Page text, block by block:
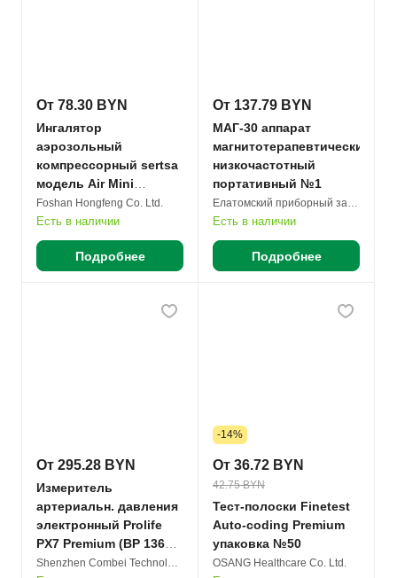
От 78.30 BYN
Ингалятор
аэрозольный
компрессорный sertsa
модель Air Mini
(BC68006)
портативный №1
Foshan Hongfeng Co. Ltd.
Есть в наличии
Подробнее
От 137.79 BYN
МАГ-30 аппарат
магнитотерапевтический
низкочастотный
портативный №1
Елатомский приборный завод
Есть в наличии
Подробнее
От 295.28 BYN
Измеритель
артериальн. давления
электронный Prolife
PX7 Premium (BP 136A)
№1
Shenzhen Combei Technology Co. Ltd.
-14%
От 36.72 BYN
42.75 BYN
Тест-полоски Finetest
Auto-coding Premium
упаковка №50
OSANG Healthcare Co. Ltd.